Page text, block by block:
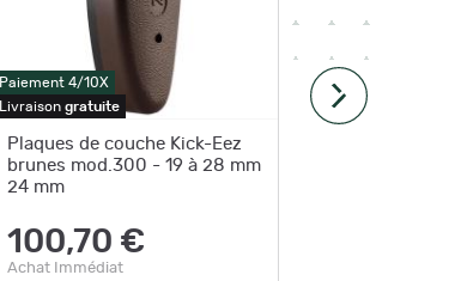
Paiement 4/10X
Livraison gratuite
Plaques de couche Kick-Eez
brunes mod.300 - 19 à 28 mm
24 mm
100,70 €
Achat Immédiat